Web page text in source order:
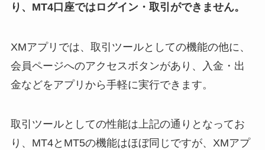
り、MT4口座ではログイン・取引ができません。
XMアプリでは、取引ツールとしての機能の他に、
会員ページへのアクセスボタンがあり、入金・出
金などをアプリから手軽に実行できます。
取引ツールとしての性能は上記の通りとなってお
り、MT4とMT5の機能はほぼ同じですが、XMアプ